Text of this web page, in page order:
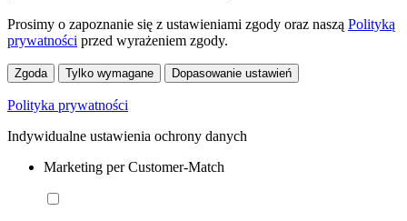
Prosimy o zapoznanie się z ustawieniami zgody oraz naszą Polityką
prywatności przed wyrażeniem zgody.
Zgoda Tylko wymagane Dopasowanie ustawień
Polityka prywatności
Indywidualne ustawienia ochrony danych
Marketing per Customer-Match